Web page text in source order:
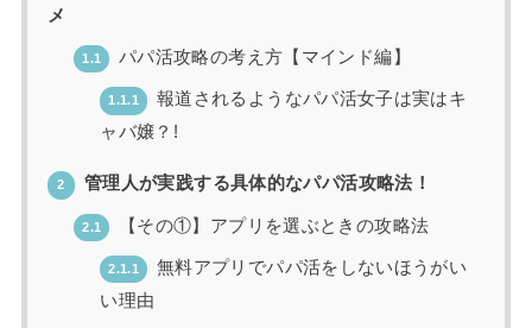
メ
1.1 パパ活攻略の考え方【マインド編】
1.1.1
報道されるようなパパ活女子は実はキ
ャバ嬢？!
2 管理人が実践する具体的なパパ活攻略法！
2.1 【その①】アプリを選ぶときの攻略法
2.1.1
無料アプリでパパ活をしないほうがい
い理由